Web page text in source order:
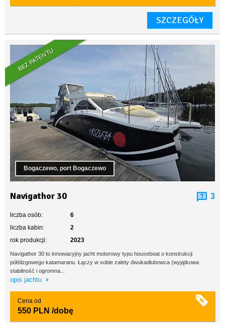
SZCZEGÓŁY
BEZ PATENTU
Bogaczewo, port Bogaczewo
Navigathor 30 3
liczba osób:
6
liczba kabin:
2
rok produkcji:
2023
Navigathor 30 to innowacyjny jacht motorowy typu houseboat o konstrukcji
półślizgowego katamaranu. Łączy w sobie zalety dwukadłubowca (wyjątkowa
stabilność i ogromna...
opis jachtu
Cena od
550 PLN /dobę